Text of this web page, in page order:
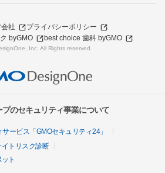
社
プライバシーポリシー
byGMO
best choice 歯科 byGMO
Inc. All Rights reserved.
のセキュリティ事業について
ービス「GMOセキュリティ24」
イトリスク診断
ト